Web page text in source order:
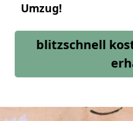
Umzug!
blitzschnell